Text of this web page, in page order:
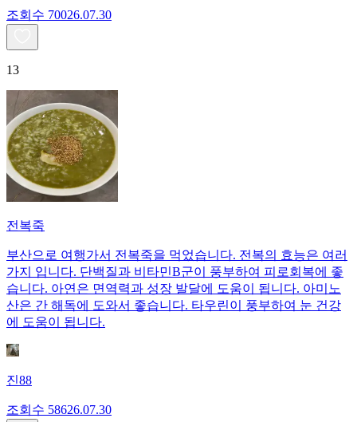
조회수 70026.07.30
13
전복죽
부산으로 여행가서 전복죽을 먹었습니다. 전복의 효능은 여러
가지 입니다. 단백질과 비타민B군이 풍부하여 피로회복에 좋
습니다. 아연은 면역력과 성장 발달에 도움이 됩니다. 아미노
산은 간 해독에 도와서 좋습니다. 타우린이 풍부하여 눈 건강
에 도움이 됩니다.
진88
조회수 58626.07.30